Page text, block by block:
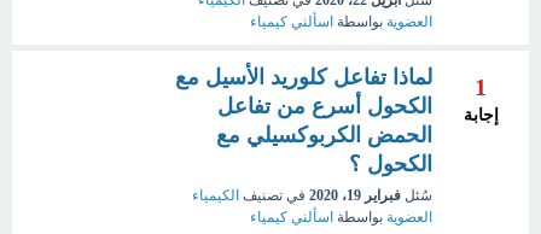
العضوية بواسطة اسألني كيمياء
1
إجابة
لماذا تفاعل كلوريد الأسيل مع
الكحول أسرع من تفاعل
الحمض الكربوكسيلي مع
الكحول ؟
سُئل فبراير 19، 2020 في تصنيف الكيمياء
العضوية بواسطة اسألني كيمياء